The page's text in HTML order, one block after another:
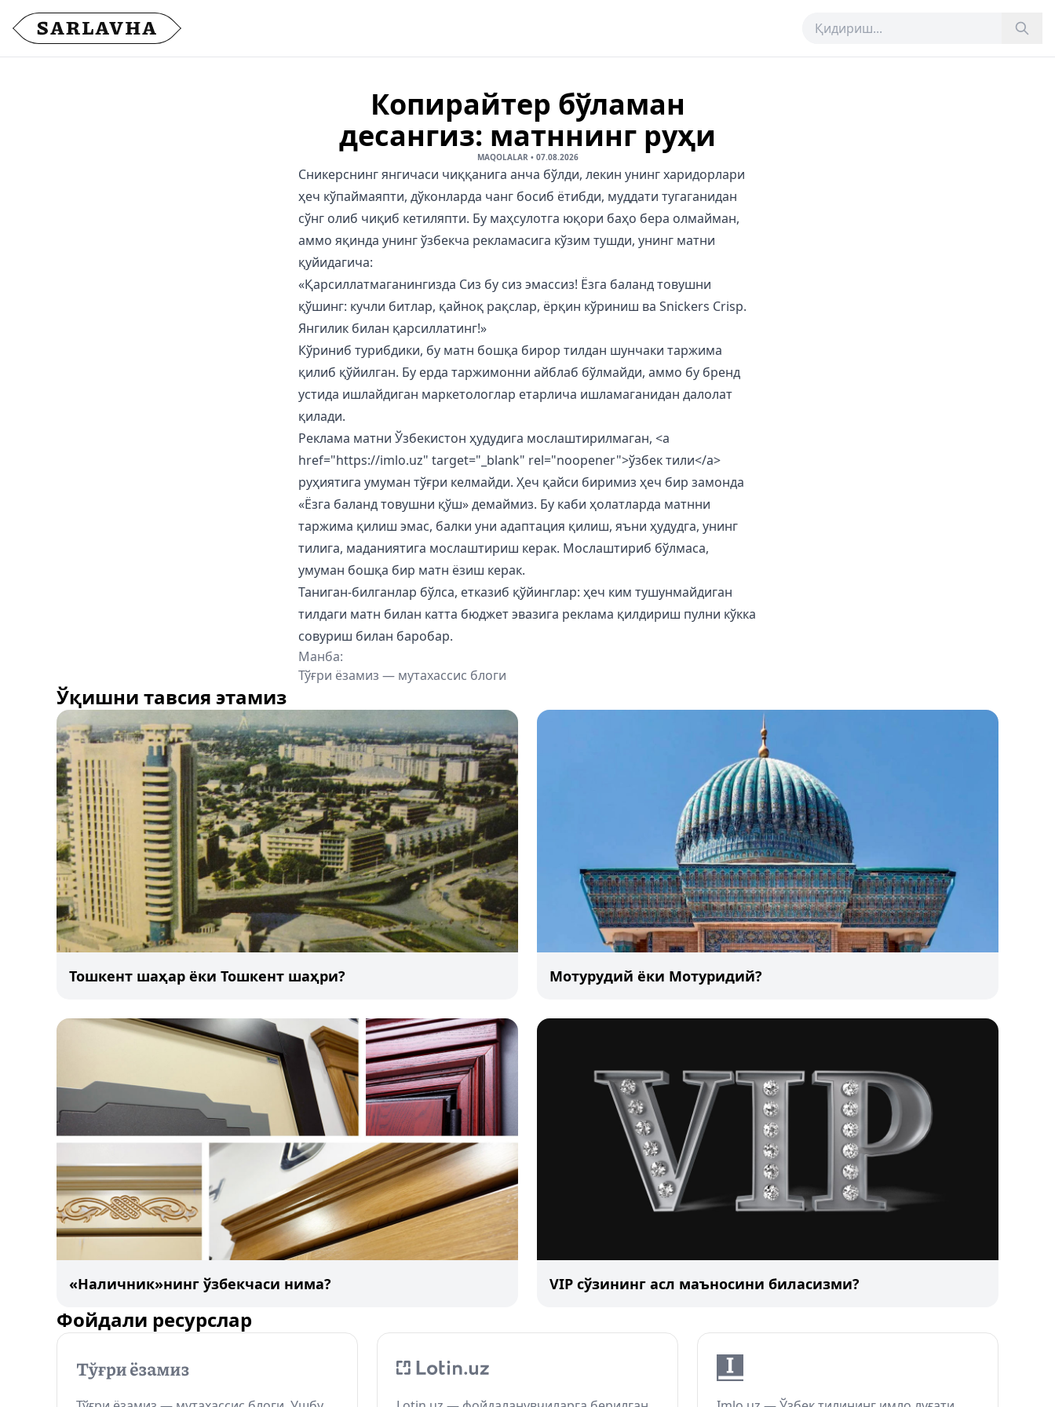
Копирайтер бўламан
десангиз: матннинг руҳи
MAQOLALAR • 07.08.2026
Сникерснинг янгичаси чиққанига анча бўлди, лекин унинг харидорлари
ҳеч кўпаймаяпти, дўконларда чанг босиб ётибди, муддати тугаганидан
сўнг олиб чиқиб кетиляпти. Бу маҳсулотга юқори баҳо бера олмайман,
аммо яқинда унинг ўзбекча рекламасига кўзим тушди, унинг матни
қуйидагича:
«Қарсиллатмаганингизда Сиз бу сиз эмассиз! Ёзга баланд товушни
қўшинг: кучли битлар, қайноқ рақслар, ёрқин кўриниш ва Snickers Crisp.
Янгилик билан қарсиллатинг!»
Кўриниб турибдики, бу матн бошқа бирор тилдан шунчаки таржима
қилиб қўйилган. Бу ерда таржимонни айблаб бўлмайди, аммо бу бренд
устида ишлайдиган маркетологлар етарлича ишламаганидан далолат
қилади.
Реклама матни Ўзбекистон ҳудудига мослаштирилмаган, <a
href="https://imlo.uz" target="_blank" rel="noopener">ўзбек тили</a>
руҳиятига умуман тўғри келмайди. Ҳеч қайси биримиз ҳеч бир замонда
«Ёзга баланд товушни қўш» демаймиз. Бу каби ҳолатларда матнни
таржима қилиш эмас, балки уни адаптация қилиш, яъни ҳудудга, унинг
тилига, маданиятига мослаштириш керак. Мослаштириб бўлмаса,
умуман бошқа бир матн ёзиш керак.
Таниган-билганлар бўлса, етказиб қўйинглар: ҳеч ким тушунмайдиган
тилдаги матн билан катта бюджет эвазига реклама қилдириш пулни кўкка
совуриш билан баробар.
Манба:
Тўғри ёзамиз — мутахассис блоги
Ўқишни тавсия этамиз
Тошкент шаҳар ёки Тошкент шаҳри? Мотурудий ёки Мотуридий?
«Наличник»нинг ўзбекчаси нима? VIP сўзининг асл маъносини биласизми?
Фойдали ресурслар